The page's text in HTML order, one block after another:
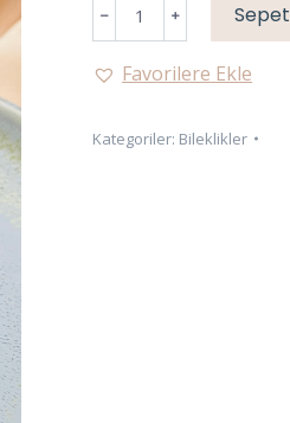
KÜNYE
Favorilere Ekle
Kategoriler: Bileklikler